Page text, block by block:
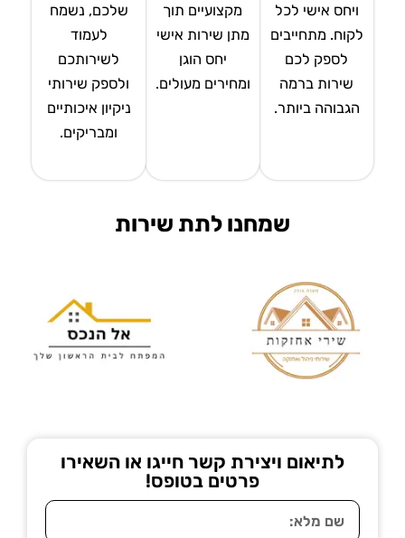
ויחס אישי לכל
לקוח. מתחייבים
לספק לכם
שירות ברמה
הגבוהה ביותר.
מקצועיים תוך
מתן שירות אישי
יחס הוגן
ומחירים מעולים.
שלכם, נשמח
לעמוד
לשירותכם
ולספק שירותי
ניקיון איכותיים
ומבריקים.
שמחנו לתת שירות
לתיאום ויצירת קשר חייגו או השאירו
פרטים בטופס!